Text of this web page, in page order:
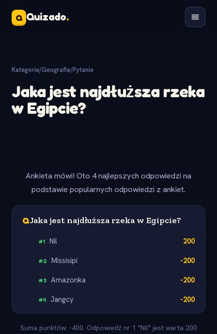
Q Quizado.
Kategorie/Geografia/Pytanie
Jaka jest najdłuższa rzeka
w Egipcie?
Ankieta mówi! Oto 4 najlepszych odpowiedzi na
podstawie popularnych odpowiedzi z ankiet.
QJaka jest najdłuższa rzeka w Egipcie?
#1 Nil 200
#2 Missisipi -200
#3 Amazonka -200
#4 Jangcy -200
Suma punktów: -400. Odpowiedź nr 1 "Nil" jest warta 200